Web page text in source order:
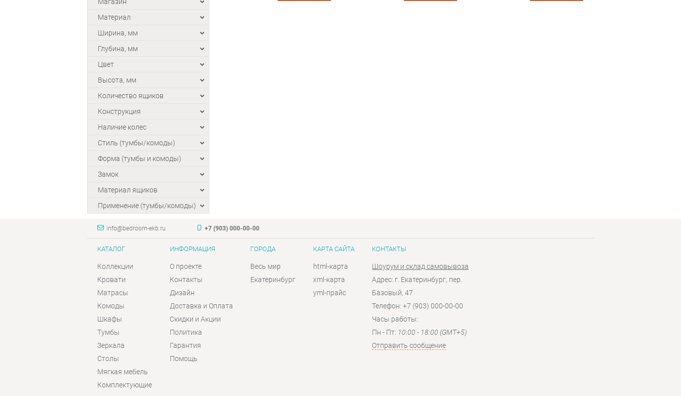
Магазин
Материал
Ширина, мм
Глубина, мм
Цвет
Высота, мм
Количество ящиков
Конструкция
Наличие колес
Стиль (тумбы/комоды)
Форма (тумбы и комоды)
Замок
Материал ящиков
Применение (тумбы/комоды)
info@bedroom-ekb.ru +7 (903) 000-00-00
КАТАЛОГ
Коллекции
Кровати
Матрасы
Комоды
Шкафы
Тумбы
Зеркала
Столы
Мягкая мебель
Комплектующие
ИНФОРМАЦИЯ
О проекте
Контакты
Дизайн
Доставка и Оплата
Скидки и Акции
Политика
Гарантия
Помощь
ГОРОДА
Весь мир
Екатеринбург
КАРТА САЙТА
html-карта
xml-карта
yml-прайс
КОНТАКТЫ
Шоурум и склад самовывоза
Адрес: г. Екатеринбург, пер.
Базовый, 47
Телефон: +7 (903) 000-00-00
Часы работы:
Пн - Пт: 10:00 - 18:00 (GMT+5)
Отправить сообщение